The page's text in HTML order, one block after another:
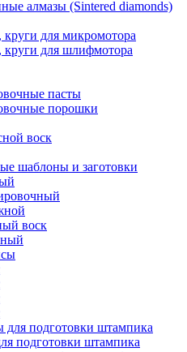
алмазы (Sintered diamonds)
для микромотора
для шлифмотора
пасты
порошки
воск
шаблоны и заготовки
воск
подготовки штампика